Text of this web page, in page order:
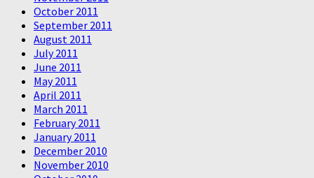
October 2011
September 2011
August 2011
July 2011
June 2011
May 2011
April 2011
March 2011
February 2011
January 2011
December 2010
November 2010